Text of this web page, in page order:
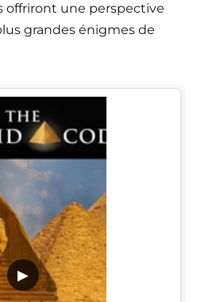
offriront une perspective
grandes énigmes de
▶